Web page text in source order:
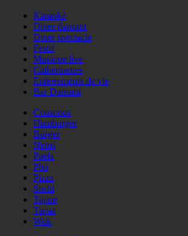
Karaoké
Diner dansant
Diner spectacle
Festif
Musique live
Catherinettes
Enterrements de vie
Bar Dansant
Couscous
Hamburger
Burger
Nems
Paëla
Phö
Pizza
Sushi
Tajine
Tapas
Wok